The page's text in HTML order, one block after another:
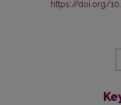
https://doi.org/